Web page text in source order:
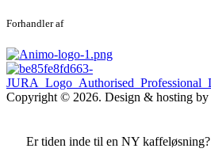
Forhandler af
Copyright © 2026. Design & hosting by
Er tiden inde til en NY kaffeløsning?